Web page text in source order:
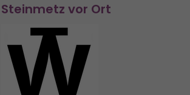
Steinmetz vor Ort